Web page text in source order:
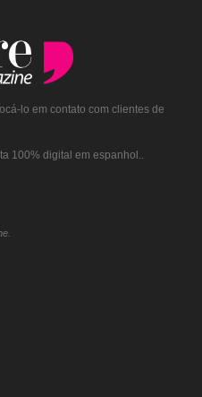
lo em contato com clientes de
100% digital em espanhol..